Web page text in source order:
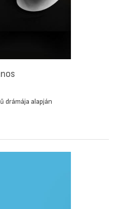
drámája alapján